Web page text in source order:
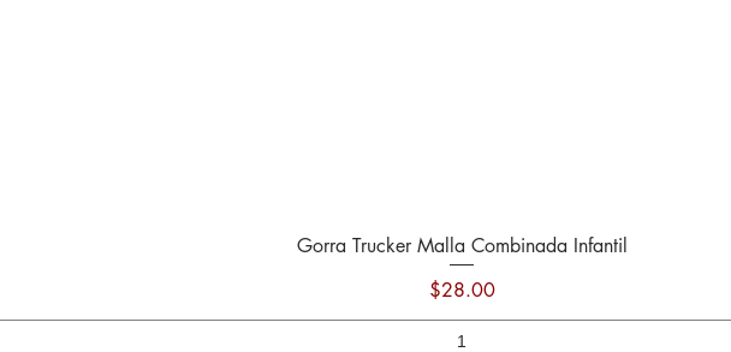
Vista rápida
Gorra Trucker Malla Combinada Infantil
Precio
$28.00